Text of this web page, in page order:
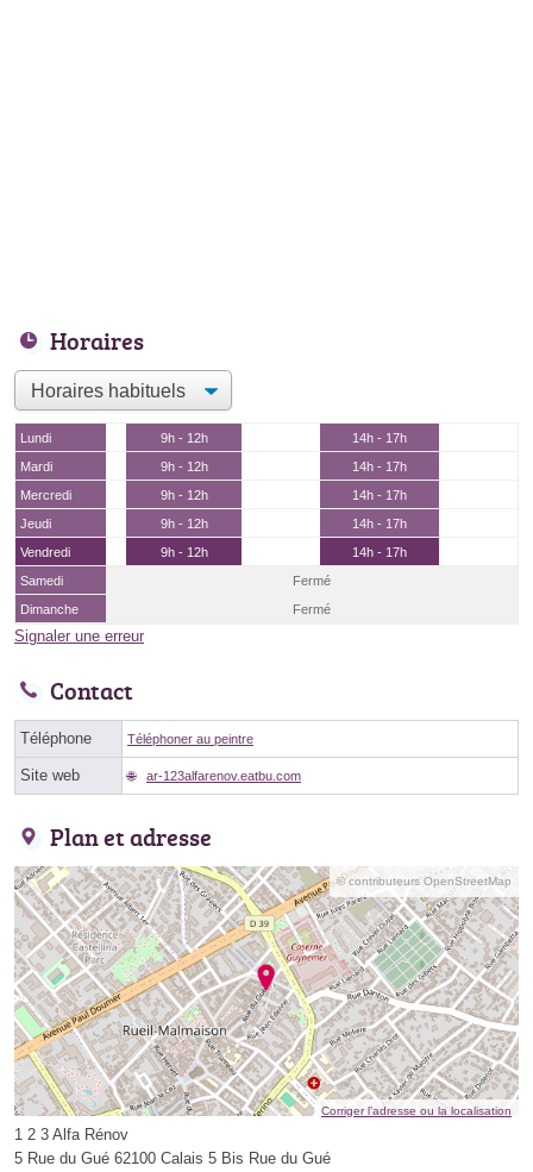
Horaires
Lundi 9h - 12h
14h - 17h
Mardi
9h - 12h
14h - 17h
Mercredi
9h - 12h
14h - 17h
Jeudi
9h - 12h
14h - 17h
Vendredi
9h - 12h
14h - 17h
Samedi
Fermé
Dimanche
Fermé
Signaler une erreur
Contact
Téléphone Téléphoner au peintre
Site web ar-123alfarenov.eatbu.com
Plan et adresse
© contributeurs OpenStreetMap
Corriger l’adresse ou la localisation
1 2 3 Alfa Rénov
5 Rue du Gué 62100 Calais 5 Bis Rue du Gué